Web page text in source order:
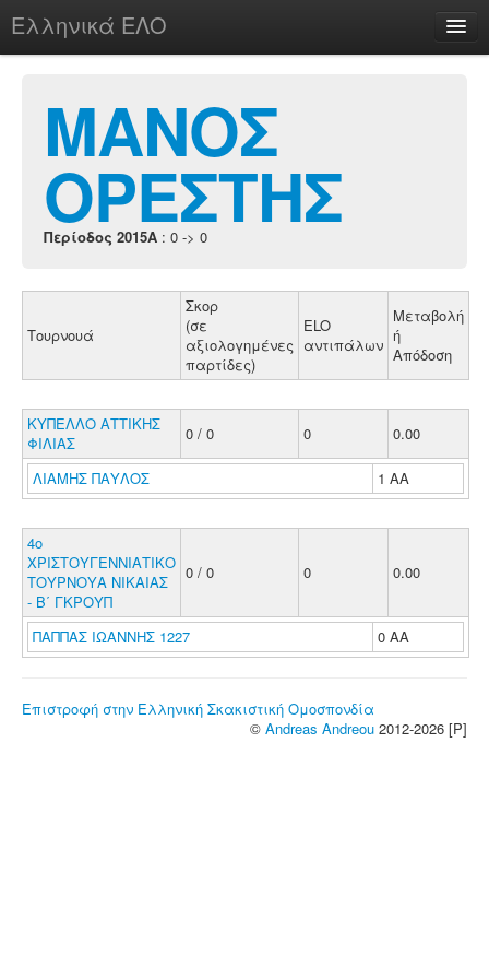
Ελληνικά ΕΛΟ
chesstu.be @ discord
Login
ΜΑΝΟΣ
ΟΡΕΣΤΗΣ
Περίοδος 2015A : 0 -> 0
Τουρνουά
Σκορ
(σε
αξιολογημένες
παρτίδες)
ELO
αντιπάλων
Μεταβολή
ή
Απόδοση
ΚΥΠΕΛΛΟ ΑΤΤΙΚΗΣ
ΦΙΛΙΑΣ
0 / 0 0 0.00
ΛΙΑΜΗΣ ΠΑΥΛΟΣ 1 ΑΑ
4o
ΧΡΙΣΤΟΥΓΕΝΝΙΑΤΙΚΟ
ΤΟΥΡΝΟΥΑ ΝΙΚΑΙΑΣ
- Β΄ ΓΚΡΟΥΠ
0 / 0 0 0.00
ΠΑΠΠΑΣ ΙΩΑΝΝΗΣ 1227 0 ΑΑ
Επιστροφή στην Ελληνική Σκακιστική Ομοσπονδία
© Andreas Andreou 2012-2026 [P]